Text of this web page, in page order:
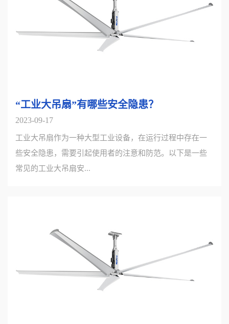
“工业大吊扇”有哪些安全隐患？
2023-09-17
工业大吊扇作为一种大型工业设备，在运行过程中存在一
些安全隐患，需要引起使用者的注意和防范。以下是一些
常见的工业大吊扇安...